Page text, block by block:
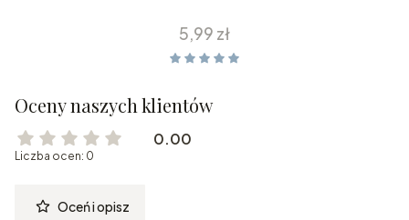
Cena
5,99 zł
Oceny naszych klientów
0.00
Liczba ocen: 0
Oceń i opisz